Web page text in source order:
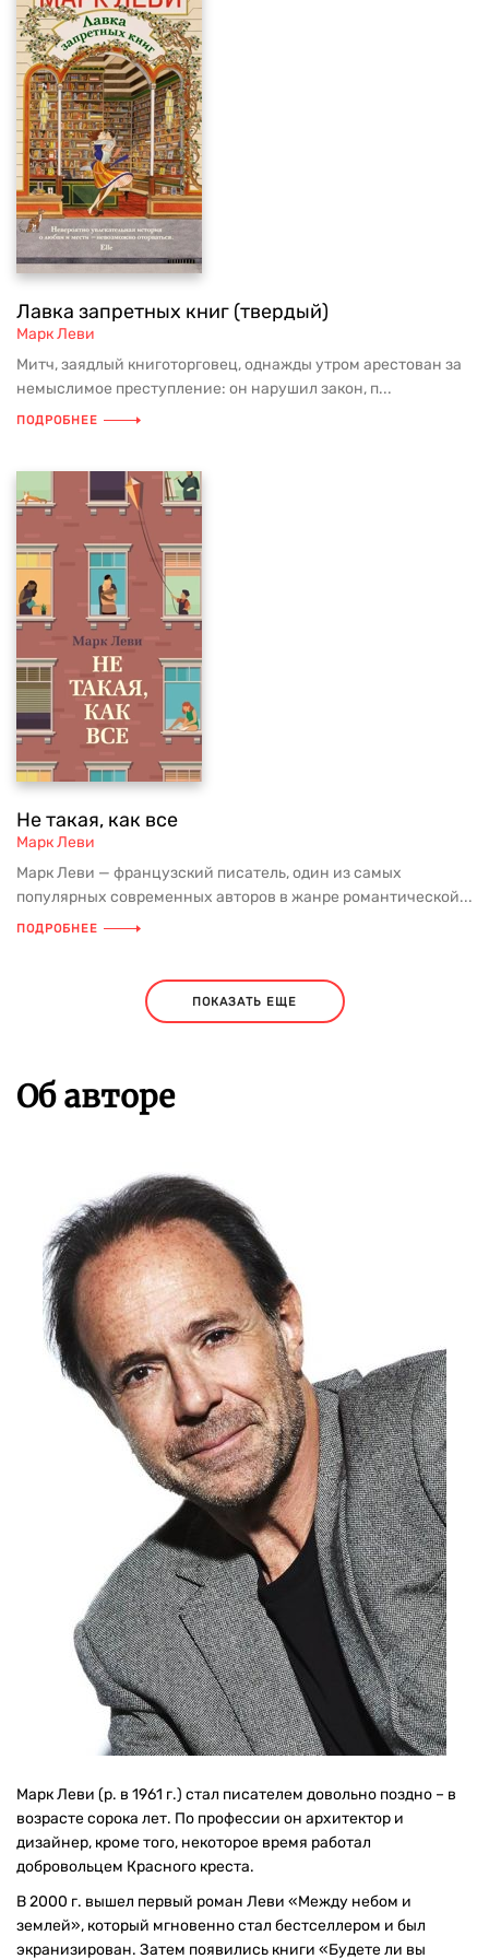
Лавка запретных книг (твердый)
Марк Леви
Митч, заядлый книготорговец, однажды утром арестован за
немыслимое преступление: он нарушил закон, п...
ПОДРОБНЕЕ
Не такая, как все
Марк Леви
Марк Леви — французский писатель, один из самых
популярных современных авторов в жанре романтической...
ПОДРОБНЕЕ
ПОКАЗАТЬ ЕЩЕ
Об авторе
Марк Леви (р. в 1961 г.) стал писателем довольно поздно – в
возрасте сорока лет. По профессии он архитектор и
дизайнер, кроме того, некоторое время работал
добровольцем Красного креста.
В 2000 г. вышел первый роман Леви «Между небом и
землей», который мгновенно стал бестселлером и был
экранизирован. Затем появились книги «Будете ли вы